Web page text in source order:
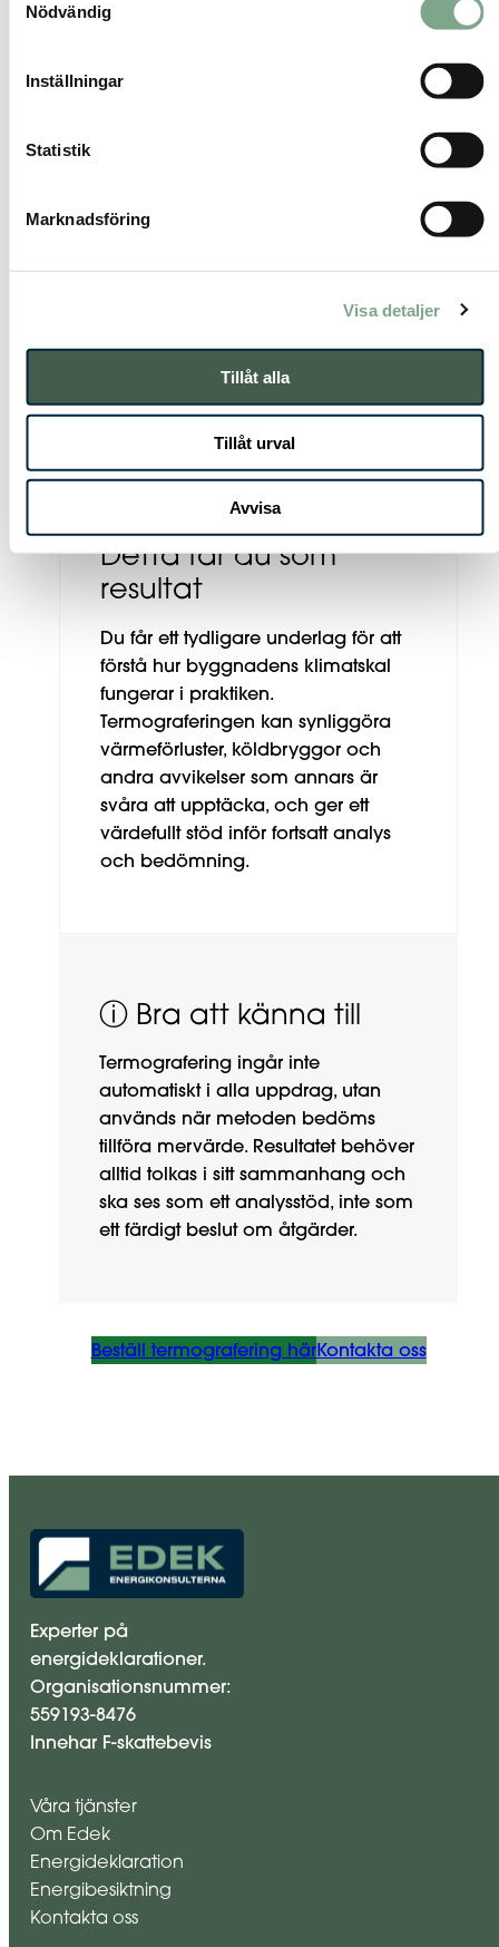
Nödvändig
Inställningar
Statistik
Marknadsföring
Visa detaljer
Tillåt alla
Tillåt urval
Avvisa
✓ Underlag för vidare analys
åtgärder
Detta får du som
resultat
Du får ett tydligare underlag för att
förstå hur byggnadens klimatskal
fungerar i praktiken.
Termograferingen kan synliggöra
värmeförluster, köldbryggor och
andra avvikelser som annars är
svåra att upptäcka, och ger ett
värdefullt stöd inför fortsatt analys
och bedömning.
ⓘ Bra att känna till
Termografering ingår inte
automatiskt i alla uppdrag, utan
används när metoden bedöms
tillföra mervärde. Resultatet behöver
alltid tolkas i sitt sammanhang och
ska ses som ett analysstöd, inte som
ett färdigt beslut om åtgärder.
Beställ termografering härKontakta oss
Experter på
energideklarationer.
Organisationsnummer:
559193-8476
Innehar F-skattebevis
Våra tjänster
Om Edek
Energideklaration
Energibesiktning
Kontakta oss